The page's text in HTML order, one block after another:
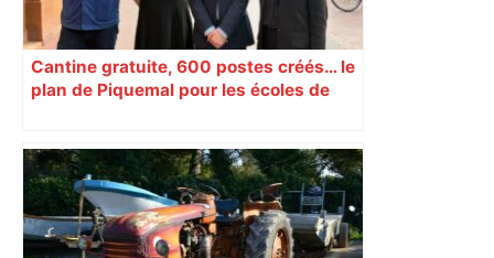
Cantine gratuite, 600 postes créés… le
plan de Piquemal pour les écoles de